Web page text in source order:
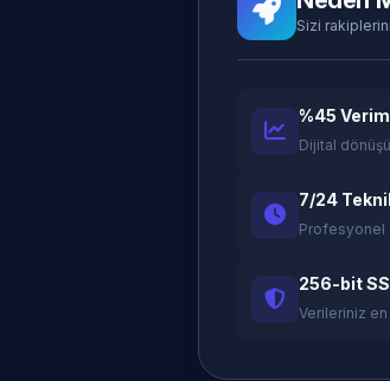
Sizi
%45
Dijital
7/24
Profesyonel
256-bit
Verileriniz